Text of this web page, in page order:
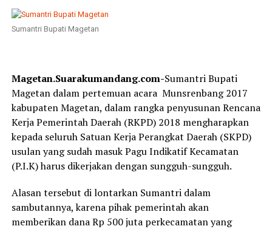
Sumantri Bupati Magetan
Magetan.Suarakumandang.com-Sumantri Bupati
Magetan dalam pertemuan acara Munsrenbang 2017
kabupaten Magetan, dalam rangka penyusunan Rencana
Kerja Pemerintah Daerah (RKPD) 2018 mengharapkan
kepada seluruh Satuan Kerja Perangkat Daerah (SKPD)
usulan yang sudah masuk Pagu Indikatif Kecamatan
(P.I.K) harus dikerjakan dengan sungguh-sungguh.
Alasan tersebut di lontarkan Sumantri dalam
sambutannya, karena pihak pemerintah akan
memberikan dana Rp 500 juta perkecamatan yang